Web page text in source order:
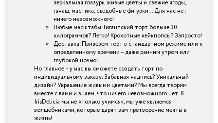
зеркальная глазурь, живые цветы и свежие ягоды,
ганаш, мастика, съедобные фигурки… Для нас нет
ничего невозможного!
Любые масштабы. Гигантский торт больше 30
килограммов? Легко! Крохотные кейкпопсы? Запросто!
Доставка. Привезем торт в стандартном режиме или к
определенному времени – даже ранним утром или
глубокой ночью!
Но главное – у нас вы сможете создать торт по
индивидуальному заказу. Забавная надпись? Уникальный
дизайн? Украшение живыми цветами? Мы всегда творим
вместе с вами и знаем, что ничего невозможного нет. В
IrisDelicia мы не «только учимся», мы уже являемся
волшебниками, которые дарят вам претворение мечты в
жизнь!